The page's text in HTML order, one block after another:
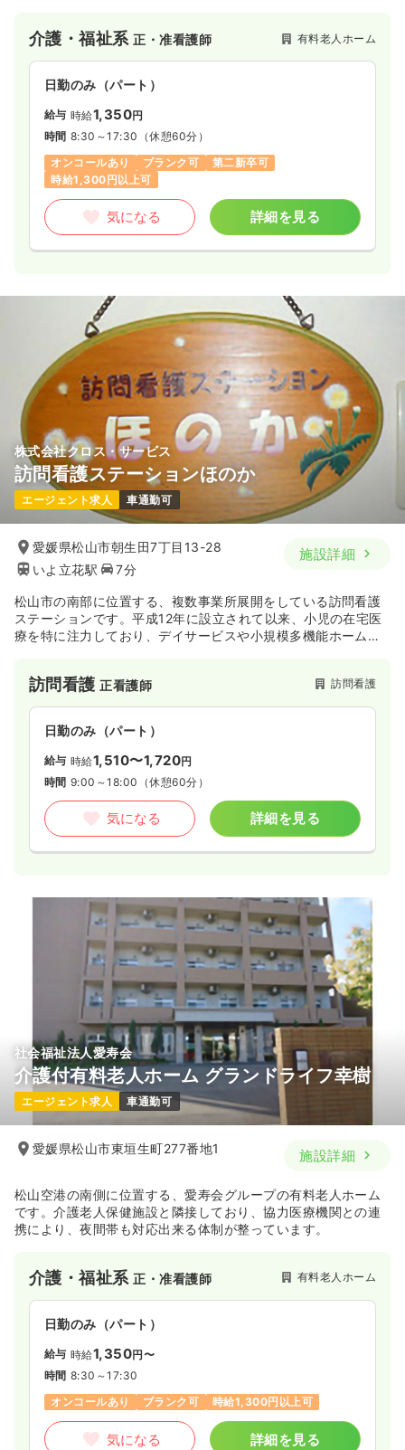
介護・福祉系正・准看護師 有料老人ホーム
日勤のみ（パート）
給与 時給1,350円
時間 8:30～17:30 （休憩60分）
オンコールあり
ブランク可
第二新卒可
時給1,300円以上可
気になる 詳細を見る
株式会社クロス・サービス
訪問看護ステーションほのか
エージェント求人 車通勤可
愛媛県松山市朝生田7丁目13-28
いよ立花駅
7分
施設詳細
松山市の南部に位置する、複数事業所展開をしている訪問看護
ステーションです。平成12年に設立されて以来、小児の在宅医
療を特に注力しており、デイサービスや小規模多機能ホームな
訪問看護正看護師 訪問看護
日勤のみ（パート）
給与 時給1,510〜1,720円
時間 9:00～18:00 （休憩60分）
気になる 詳細を見る
社会福祉法人愛寿会
介護付有料老人ホーム グランドライフ幸樹
エージェント求人 車通勤可
愛媛県松山市東垣生町277番地1 施設詳細
松山空港の南側に位置する、愛寿会グループの有料老人ホーム
です。介護老人保健施設と隣接しており、協力医療機関との連
携により、夜間帯も対応出来る体制が整っています。
介護・福祉系正・准看護師 有料老人ホーム
日勤のみ（パート）
給与 時給1,350円〜
時間 8:30～17:30
オンコールあり
ブランク可 時給1,300円以上可
気になる 詳細を見る